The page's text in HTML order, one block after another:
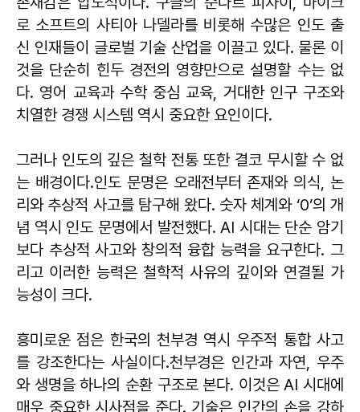
로 소프트의 사티아 나델라를 비롯해 수많은 인도 출
신 인재들이 글로벌 기술 산업을 이끌고 있다. 물론 이
것을 단순히 힌두 경전의 영향만으로 설명할 수는 없
다. 영어 교육과 수학 중심 교육, 거대한 인구 구조와
치열한 경쟁 시스템 역시 중요한 요인이다.
그러나 인도의 깊은 철학 전통 또한 결코 무시할 수 없
는 배경이다.인도 문명은 오래전부터 존재와 의식, 논
리와 추상적 사고를 탐구해 왔다. 숫자 체계와 ‘0’의 개
념 역시 인도 문명에서 발전했다. AI 시대는 단순 암기
보다 추상적 사고와 창의적 융합 능력을 요구한다. 그
리고 이러한 능력은 철학적 사유의 깊이와 연결될 가
능성이 크다.
흥미로운 점은 한국의 천부경 역시 우주적 통합 사고
를 강조한다는 사실이다.천부경은 인간과 자연, 우주
와 생명을 하나의 순환 구조로 본다. 이것은 AI 시대에
매우 중요한 시사점을 준다. 기술은 인간의 손을 강하